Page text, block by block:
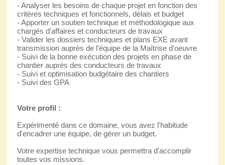
- Analyser les besoins de chaque projet en fonction des
critères techniques et fonctionnels, délais et budget
- Apporter un soutien technique et méthodologique aux
chargés d'affaires et conducteurs de travaux
- Valider les dossiers techniques et plans EXE avant
transmission auprès de l'équipe de la Maîtrise d'oeuvre
- Suivi de la bonne exécution des projets en phase de
chantier auprès des conducteurs de travaux
- Suivi et optimisation budgétaire des chantiers
- Suivi des GPA
Votre profil :
Expérimenté dans ce domaine, vous avez l'habitude
d'encadrer une équipe, de gérer un budget.
Votre expertise technique vous permettra d'accomplir
toutes vos missions.